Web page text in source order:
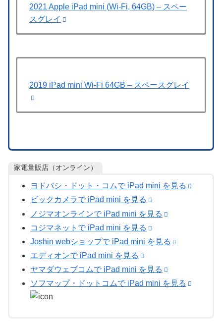
2021 Apple iPad mini (Wi-Fi, 64GB) – スペー
スグレイ
2019 iPad mini Wi-Fi 64GB – スペースグレイ
家電量販店（オンライン）
ヨドバシ・ドット・コムで iPad mini を見る
ビックカメラで iPad mini を見る
ノジマオンラインで iPad mini を見る
コジマネットで iPad mini を見る
Joshin webショップで iPad mini を見る
エディオンで iPad mini を見る
ヤマダウェブコムで iPad mini を見る
ソフマップ・ドットコムで iPad mini を見る